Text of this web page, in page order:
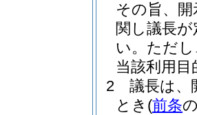
その旨、
関し議長
い。 ただ
当該利用
2
議長は、
とき (前条